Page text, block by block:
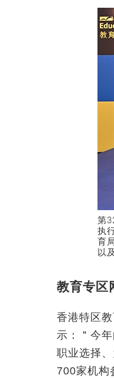
第
执
育
以
教育专区
香港特区
示：＂今
职业选择
700家机构